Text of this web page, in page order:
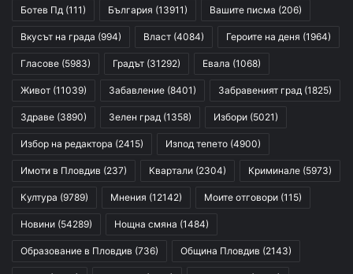
Ботев Пд (111) България (13911) Вашите писма (206)
Вкусът на града (994) Власт (4084) Героите на деня (1964)
Гласове (5983) Градът (31292) Евала (1068)
Живот (11039) Забавление (8401) Забравеният град (1825)
Здраве (3890) Зелен град (1358) Избори (5021)
Избор на редактора (2415) Изпод тепето (4900)
Имоти в Пловдив (237) Квартали (2304) Криминале (5973)
Култура (9789) Мнения (12142) Моите отговори (115)
Новини (54289) Нощна смяна (1484)
Образование в Пловдив (736) Община Пловдив (2143)